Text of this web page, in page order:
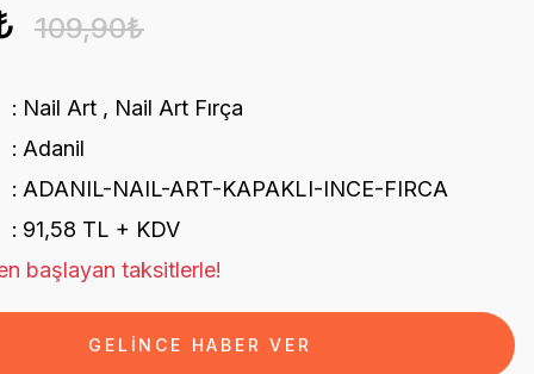
109,90₺
Nail Art , Nail Art Fırça
Adanil
ADANIL-NAIL-ART-KAPAKLI-INCE-FIRCA
91,58 TL + KDV
başlayan taksitlerle!
GELİNCE HABER VER